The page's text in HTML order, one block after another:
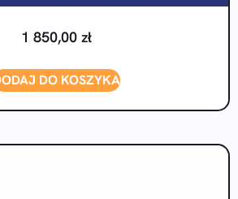
1 850,00 zł
DO KOSZYKA